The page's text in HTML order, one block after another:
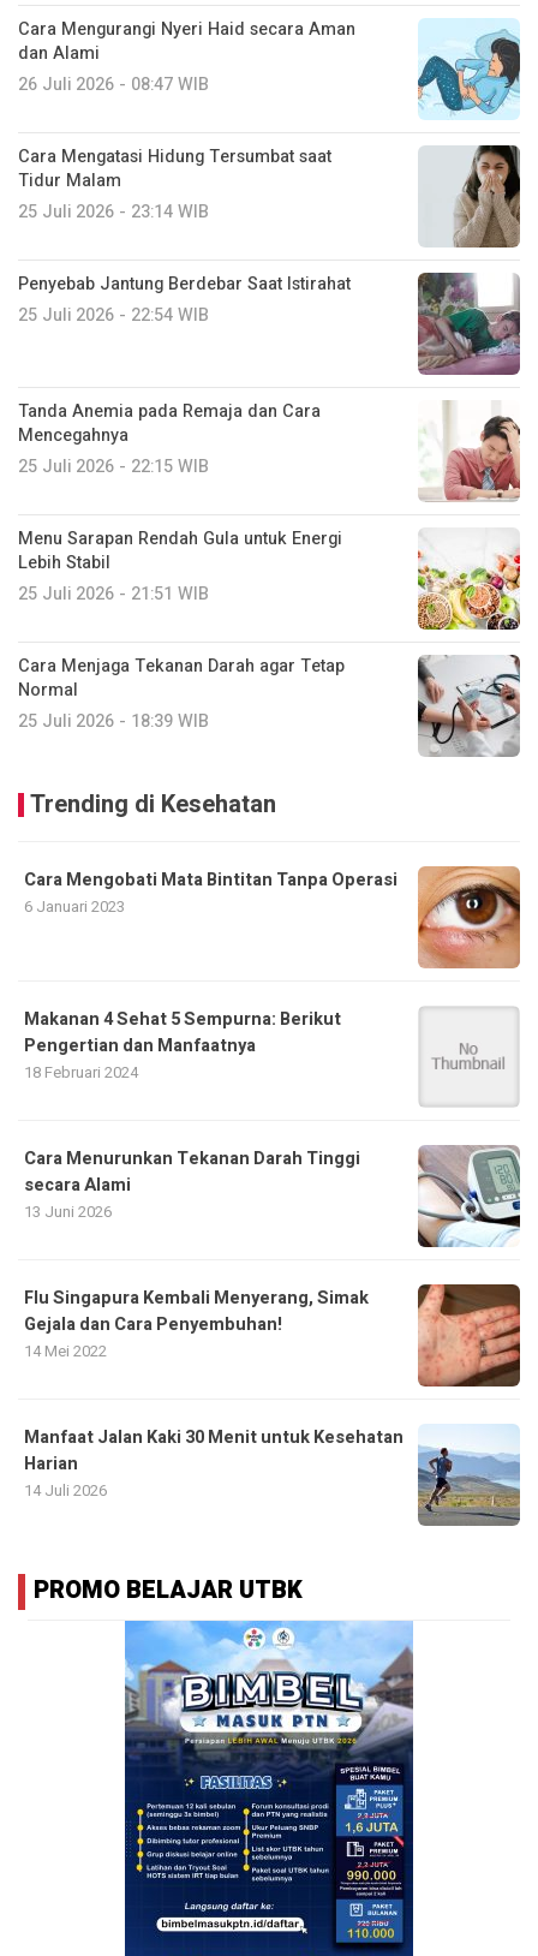
Cara Mengurangi Nyeri Haid secara Aman
dan Alami
26 Juli 2026 - 08:47 WIB
Cara Mengatasi Hidung Tersumbat saat
Tidur Malam
25 Juli 2026 - 23:14 WIB
Penyebab Jantung Berdebar Saat Istirahat
25 Juli 2026 - 22:54 WIB
Tanda Anemia pada Remaja dan Cara
Mencegahnya
25 Juli 2026 - 22:15 WIB
Menu Sarapan Rendah Gula untuk Energi
Lebih Stabil
25 Juli 2026 - 21:51 WIB
Cara Menjaga Tekanan Darah agar Tetap
Normal
25 Juli 2026 - 18:39 WIB
Trending di Kesehatan
Cara Mengobati Mata Bintitan Tanpa Operasi
6 Januari 2023
Makanan 4 Sehat 5 Sempurna: Berikut
Pengertian dan Manfaatnya
18 Februari 2024
Cara Menurunkan Tekanan Darah Tinggi
secara Alami
13 Juni 2026
Flu Singapura Kembali Menyerang, Simak
Gejala dan Cara Penyembuhan!
14 Mei 2022
Manfaat Jalan Kaki 30 Menit untuk Kesehatan
Harian
14 Juli 2026
PROMO BELAJAR UTBK